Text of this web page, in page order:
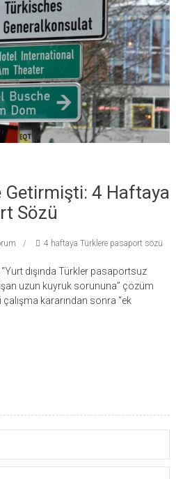
Getirmişti: 4 Haftaya
Sözü
4 haftaya Türklere pasaport sözü
dışında Türkler pasaportsuz
uzun kuyruk sorununa” çözüm
çalışma kararından sonra “ek